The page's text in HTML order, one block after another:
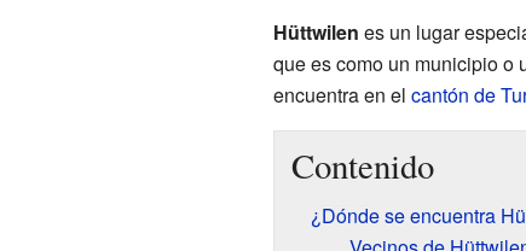
Hüttwilen es un lugar
que es como un municipio o
encuentra en el cantón de
Contenido
¿Dónde se encuentra